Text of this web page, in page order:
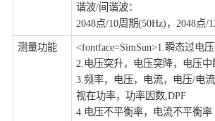
谐波/间谐波：
2048点/10周期(50Hz)，2048点/
测量功能
<fontface=SimSun>1.瞬态过电压
2.电压突升，电压突降，电压中
3.频率，电压，电流，电压/电
视在功率，功率因数,DPF
4.电压不平衡率，电流不平衡率